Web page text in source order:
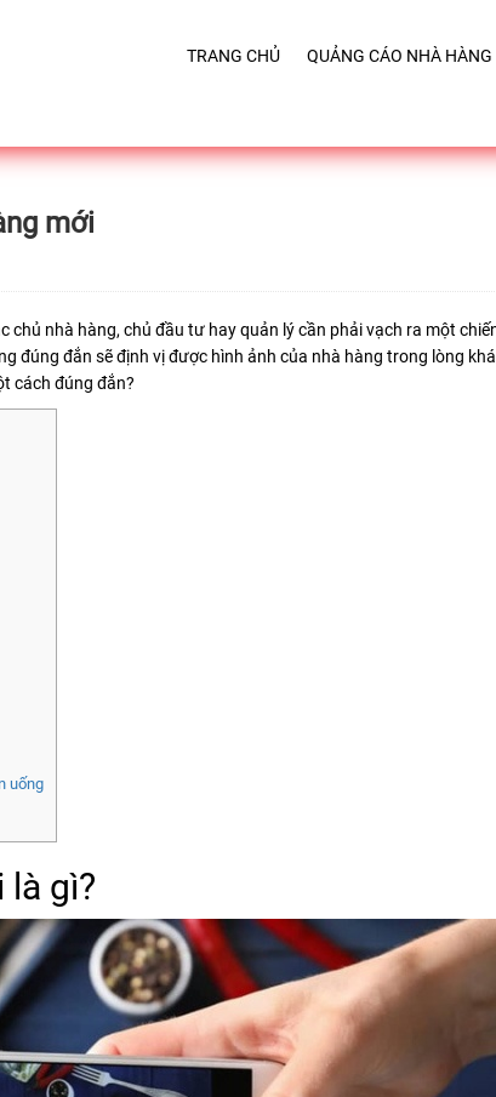
TRANG CHỦ QUẢNG CÁO NHÀ HÀNG
mới
nhà hàng, chủ đầu tư hay quản lý cần phải vạch ra một
đúng đắn sẽ định vị được hình ảnh của nhà hàng trong lòng
cách đúng đắn?
uống
gì?